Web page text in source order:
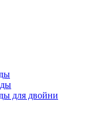
для двойни